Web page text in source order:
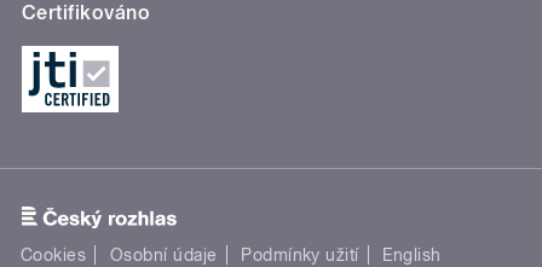
Certifikováno
Cookies Osobní údaje Podmínky užití
English